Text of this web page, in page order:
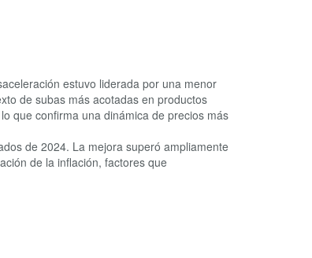
estuvo liderada por una menor
de subas más acotadas en productos
que confirma una dinámica de precios más
de 2024. La mejora superó ampliamente
de la inflación, factores que